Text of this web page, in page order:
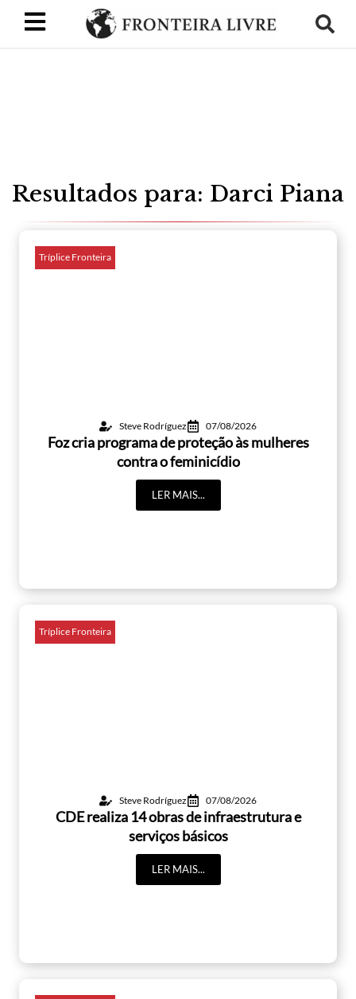
Resultados para: Darci Piana
Tríplice Fronteira
Steve Rodríguez 07/08/2026
Foz cria programa de proteção às mulheres
contra o feminicídio
LER MAIS...
Tríplice Fronteira
Steve Rodríguez 07/08/2026
CDE realiza 14 obras de infraestrutura e
serviços básicos
LER MAIS...